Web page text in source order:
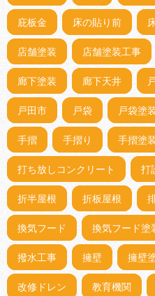
庇板金 床の貼り前
店舗塗装 店舗塗装工事
廊下塗装 廊下天井
戸田市 戸袋 戸袋塗
手摺 手摺り 手摺塗
打ち放しコンクリート 打
折半屋根 折板屋根
換気フード 換気フード塗
撥水工事 擁壁 擁壁
改修ドレン 教育機関